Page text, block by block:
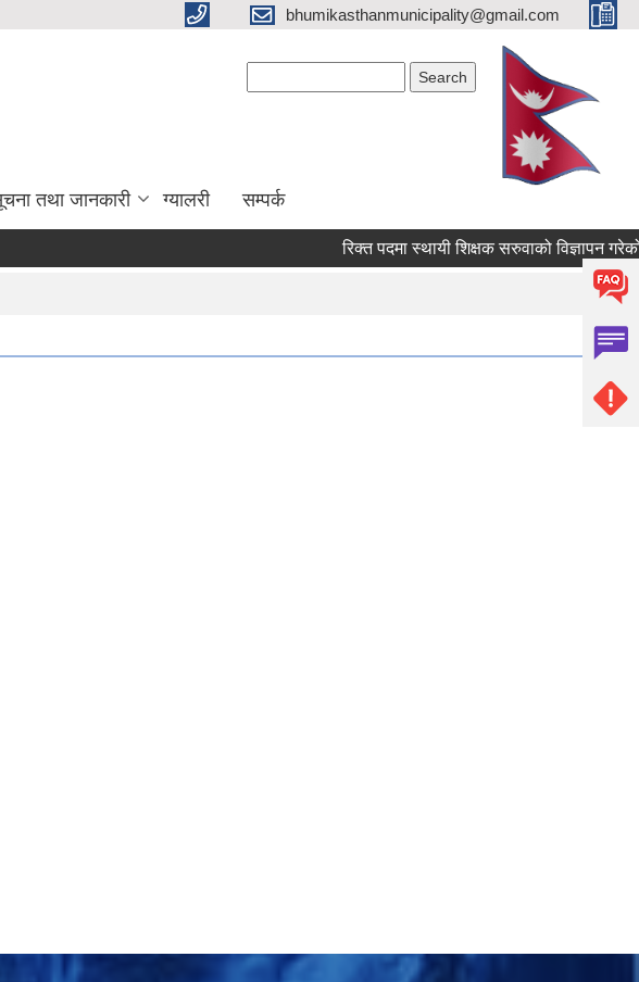
bhumikasthanmunicipality@gmail.com
तथा जानकारी ग्यालरी सम्पर्क
रिक्त पदमा स्थायी शिक्षक सरुवाको विज्ञापन गरेको